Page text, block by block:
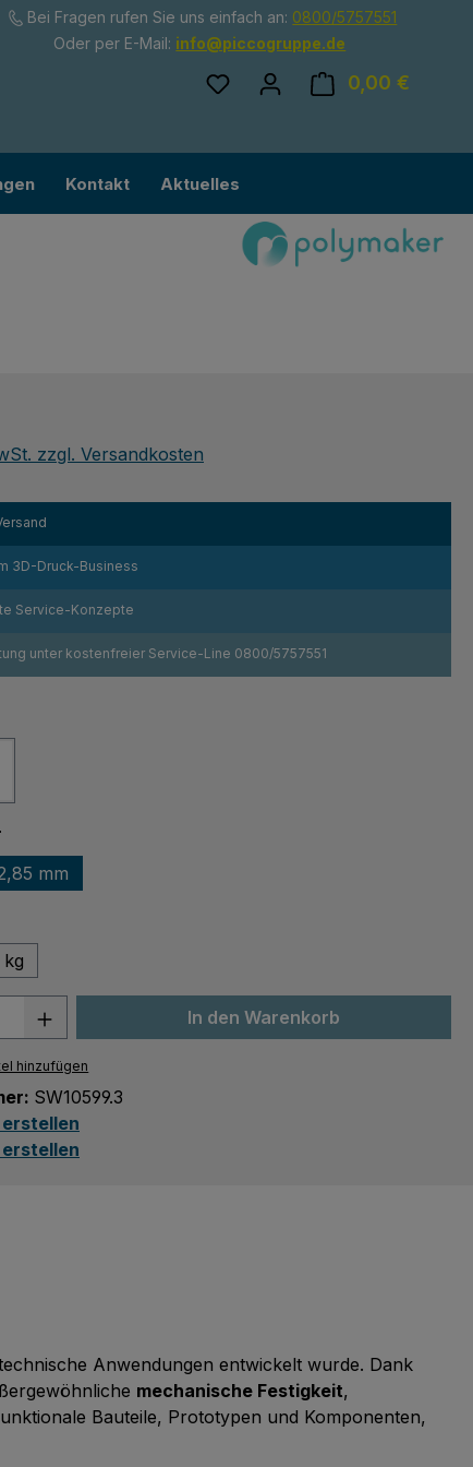
Bei Fragen rufen Sie uns einfach an: 0800/5757551
Oder per E-Mail: info@piccogruppe.de
Du hast 0 Produkte auf
0,00 €
Kontakt Aktuelles
zzgl. Versandkosten
3D-Druck-Business
Service-Konzepte
unter kostenfreier Service-Line 0800/5757551
mm
kg
Gib den gewünschten Wert
In den Warenkorb
hinzufügen
SW10599.3
erstellen
erstellen
Anwendungen entwickelt wurde. Dank
mechanische Festigkeit,
Bauteile, Prototypen und Komponenten,